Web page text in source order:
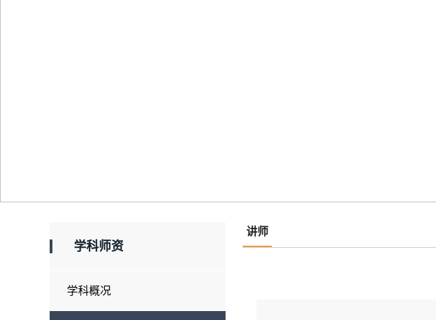
学科师资
学科概况
讲师